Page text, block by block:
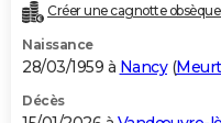
Créer une cagnotte
Naissance
28/03/1959 à Nancy(
Décès